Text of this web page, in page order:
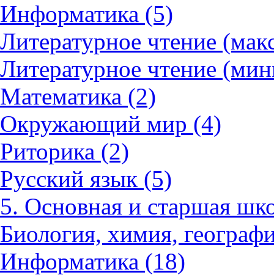
Информатика (5)
Литературное чтение
Литературное чтение
Математика (2)
Окружающий мир (4)
Риторика (2)
Русский язык (5)
5. Основная и старшая
Биология, химия,
Информатика (18)